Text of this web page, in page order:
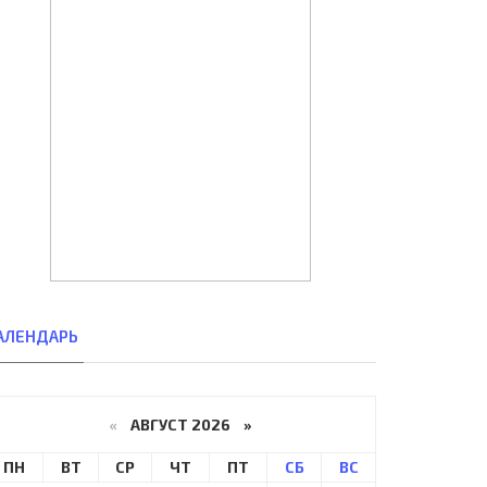
« АВГУСТ 2026 »
ПН ВТ СР ЧТ ПТ СБ ВС